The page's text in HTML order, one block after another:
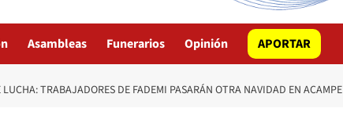
Asambleas Funerarios Opinión APORTAR
TRABAJADORES DE FADEMI PASARÁN OTRA NAVIDAD EN ACAMPE